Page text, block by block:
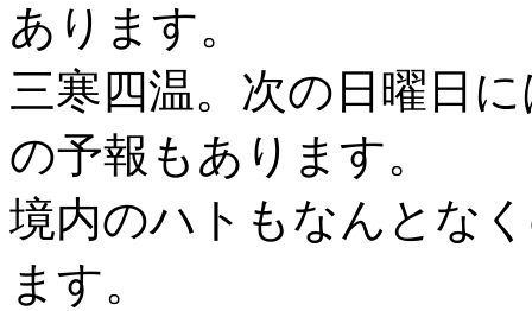
あります。
三寒四温。次の日曜日
の予報もあります。
境内のハトもなんとな
ます。